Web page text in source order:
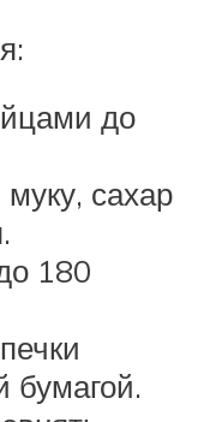
до
сахар
180
бумагой.